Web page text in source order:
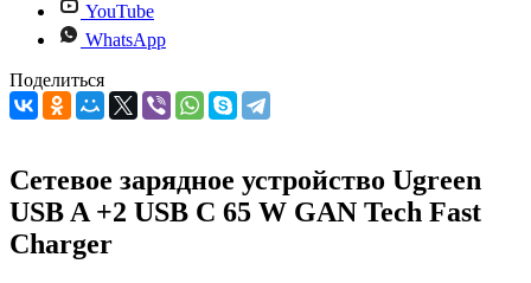
YouTube
WhatsApp
Поделиться
Сетевое зарядное устройство Ugreen
USB A +2 USB C 65 W GAN Tech Fast
Charger